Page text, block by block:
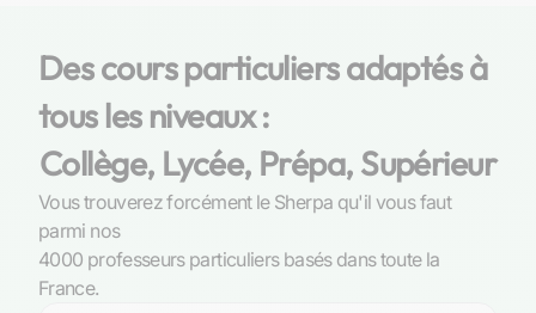
Les établissements scolaires offrant des cours
de langues
À Chalon-sur-Saône, le paysage éducatif est
riche et diversifié, offrant aux apprenants un
vaste choix d’établissements où les langues
tiennent une place prépondérante. Des lycées
aux collèges, en passant par les centres de
Des cours particuliers adaptés à
tous les niveaux :
Collège, Lycée, Prépa, Supérieur
Vous trouverez forcément le Sherpa qu'il vous faut
parmi nos
4000 professeurs particuliers basés dans toute la
France.